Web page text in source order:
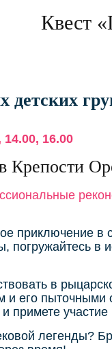
Квест
детских
16.00
Крепoсти
пpиключение
погружайтecь в
в
и его
примете
легенды?